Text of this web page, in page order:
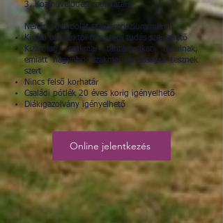
3. Közművelődési munkatárs
Néhány gondolat szakgimnáziumunkról:
Kiváló oktatóktól minőségi tudás szerezhető
Kizárólag szakmai tantárgyakat tanulnak,
emiatt nagyobb szakmai jártasságra tesznek
szert
Nincs felső korhatár
Családi pótlék 20 éves korig igényelhető
Diákigazolvány igényelhető
Online jelentkezés